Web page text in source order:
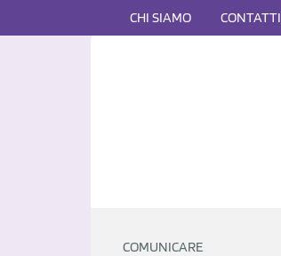
CHI SIAMO CONTATTI
COMUNICARE